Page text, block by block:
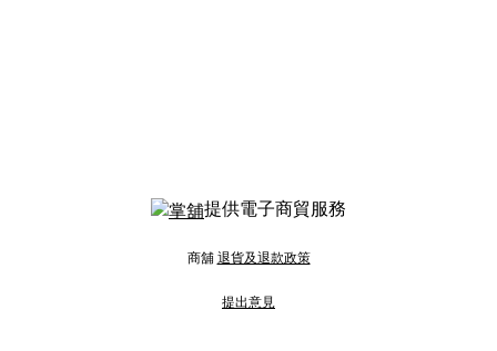
提供電子商貿服務
商舖 退貨及退款政策
提出意見